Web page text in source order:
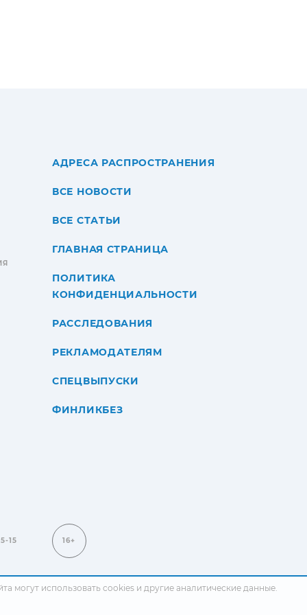
АДРЕСА РАСПРОСТРАНЕНИЯ
ВСЕ НОВОСТИ
ВСЕ СТАТЬИ
ГЛАВНАЯ СТРАНИЦА
ПОЛИТИКА
КОНФИДЕНЦИАЛЬНОСТИ
РАССЛЕДОВАНИЯ
РЕКЛАМОДАТЕЛЯМ
СПЕЦВЫПУСКИ
ФИНЛИКБЕЗ
15 16+
могут использовать cookies и другие аналитические данные.